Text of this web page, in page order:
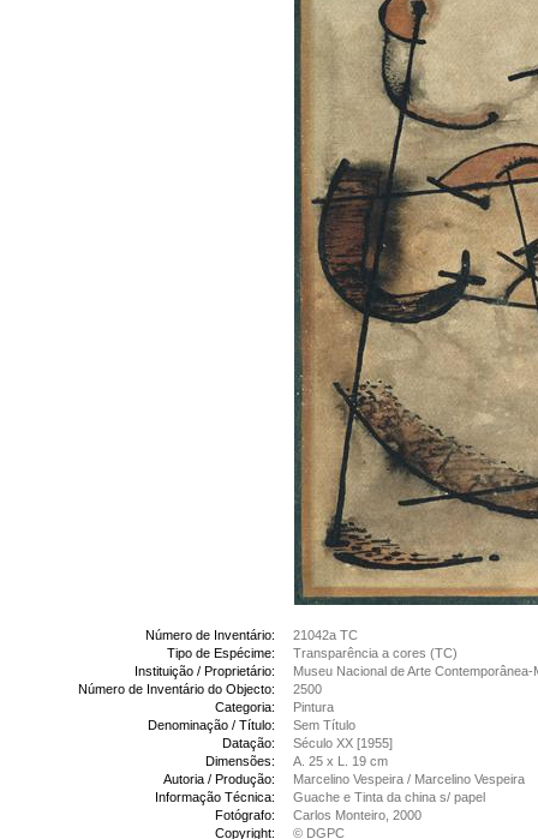
Número de Inventário:
21042a TC
Tipo de Espécime:
Transparência a cores (TC)
Instituição / Proprietário:
Museu Nacional de Arte Contemporânea-
Número de Inventário do Objecto:
2500
Categoria:
Pintura
Denominação / Título:
Sem Título
Datação:
Século XX [1955]
Dimensões:
A. 25 x L. 19 cm
Autoria / Produção:
Marcelino Vespeira / Marcelino Vespeira
Informação Técnica:
Guache e Tinta da china s/ papel
Fotógrafo:
Carlos Monteiro, 2000
Copyright:
© DGPC